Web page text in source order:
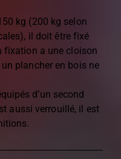
kg (200 kg selon
il doit être fixé
fixation a une cloison
plancher en bois ne
d’un second
aussi verrouillé, il est